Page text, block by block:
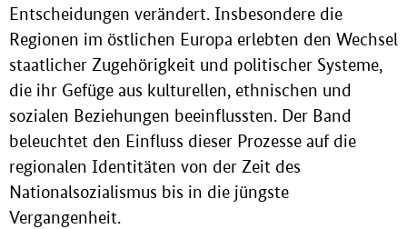
Entscheidungen verändert. Insbesondere die
Regionen im östlichen Europa erlebten den Wechsel
staatlicher Zugehörigkeit und politischer Systeme,
die ihr Gefüge aus kulturellen, ethnischen und
sozialen Beziehungen beeinflussten. Der Band
beleuchtet den Einfluss dieser Prozesse auf die
regionalen Identitäten von der Zeit des
Nationalsozialismus bis in die jüngste
Vergangenheit.